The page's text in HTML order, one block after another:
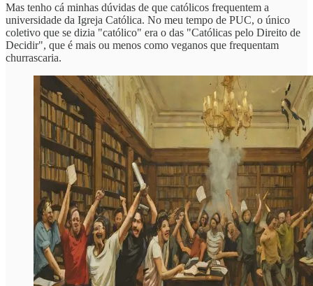
Mas tenho cá minhas dúvidas de que católicos frequentem a
universidade da Igreja Católica. No meu tempo de PUC, o único
coletivo que se dizia "católico" era o das "Católicas pelo Direito de
Decidir", que é mais ou menos como veganos que frequentam
churrascaria.